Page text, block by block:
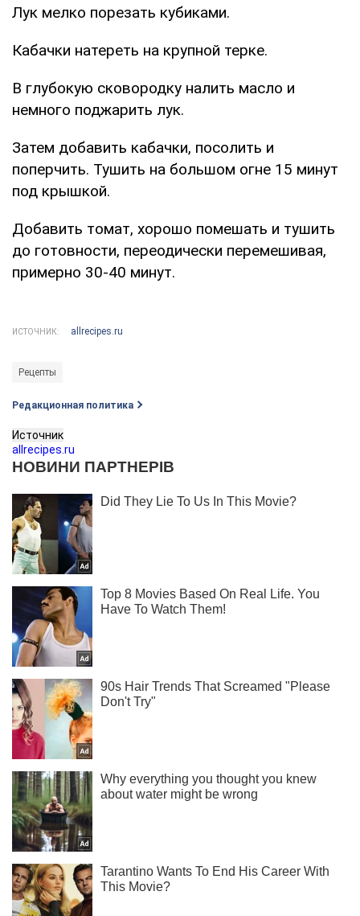
Лук мелко порезать кубиками.
Кабачки натереть на крупной терке.
В глубокую сковородку налить масло и
немного поджарить лук.
Затем добавить кабачки, посолить и
поперчить. Тушить на большом огне 15 минут
под крышкой.
Добавить томат, хорошо помешать и тушить
до готовности, переодически перемешивая,
примерно 30-40 минут.
ИСТОЧНИК: allrecipes.ru
Рецепты
Редакционная политика
Источник
allrecipes.ru